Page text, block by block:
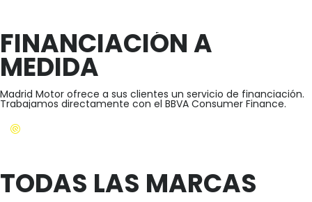
FINANCIACIÓN A
MEDIDA
Madrid Motor ofrece a sus clientes un servicio de financiación.
Trabajamos directamente con el BBVA Consumer Finance.
TODAS LAS MARCAS